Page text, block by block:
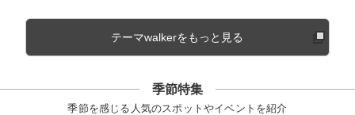
テーマwalkerをもっと見る
季節特集
季節を感じる人気のスポットやイベントを紹介